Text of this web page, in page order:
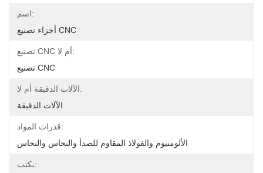
اسم:
أجزاء تصنيع CNC
تصنيع CNC أم لا:
تصنيع CNC
الآلات الدقيقة أم لا:
الآلات الدقيقة
قدرات المواد:
الألومنيوم والفولاذ المقاوم للصدأ والنحاس والنحاس
يكتب: